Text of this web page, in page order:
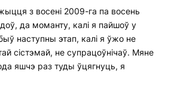
з восені 2009-га па восень
да моманту, калі я пайшоў у
наступны этап, калі я ўжо не
сістэмай, не супрацоўнічаў. Мяне
яшчэ раз туды ўцягнуць, я